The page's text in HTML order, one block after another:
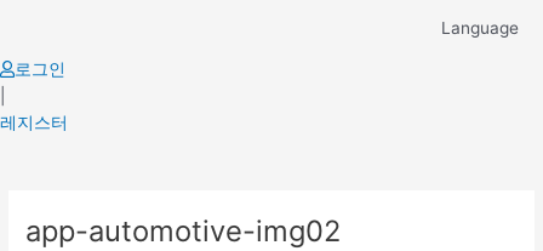
content
Language
로그인
레지스터
app-automotive-img02